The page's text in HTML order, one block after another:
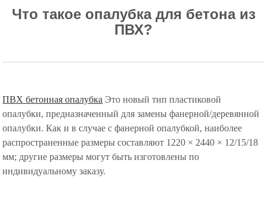
Что такое опалубка для бетона из
ПВХ?
ПВХ бетонная опалубка Это новый тип пластиковой
опалубки, предназначенный для замены фанерной/деревянной
опалубки. Как и в случае с фанерной опалубкой, наиболее
распространенные размеры составляют 1220 × 2440 × 12/15/18
мм; другие размеры могут быть изготовлены по
индивидуальному заказу.